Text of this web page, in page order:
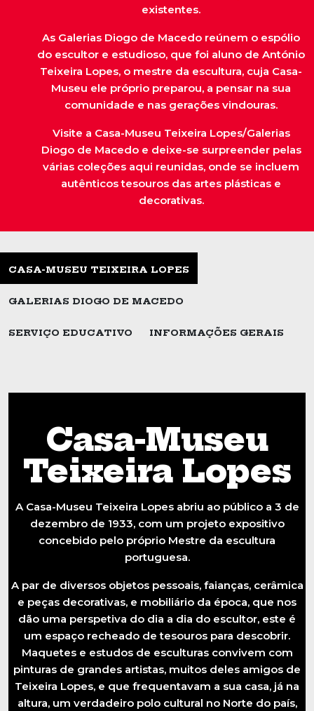
existentes.
As Galerias Diogo de Macedo reúnem o espólio
do escultor e estudioso, que foi aluno de António
Teixeira Lopes, o mestre da escultura, cuja Casa-
Museu ele próprio preparou, a pensar na sua
comunidade e nas gerações vindouras.
Visite a Casa-Museu Teixeira Lopes/Galerias
Diogo de Macedo e deixe-se surpreender pelas
várias coleções aqui reunidas, onde se incluem
autênticos tesouros das artes plásticas e
decorativas.
CASA-MUSEU TEIXEIRA LOPES
GALERIAS DIOGO DE MACEDO
SERVIÇO EDUCATIVO INFORMAÇÕES GERAIS
Casa-Museu
Teixeira Lopes
A Casa-Museu Teixeira Lopes abriu ao público a 3 de
dezembro de 1933, com um projeto expositivo
concebido pelo próprio Mestre da escultura
portuguesa.
A par de diversos objetos pessoais, faianças, cerâmica
e peças decorativas, e mobiliário da época, que nos
dão uma perspetiva do dia a dia do escultor, este é
um espaço recheado de tesouros para descobrir.
Maquetes e estudos de esculturas convivem com
pinturas de grandes artistas, muitos deles amigos de
Teixeira Lopes, e que frequentavam a sua casa, já na
altura, um verdadeiro polo cultural no Norte do país,